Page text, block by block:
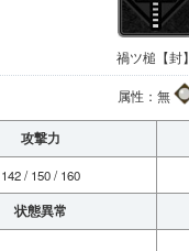
禍ツ槌【封】
属性：無
攻撃力
142 / 150 / 160
状態異常